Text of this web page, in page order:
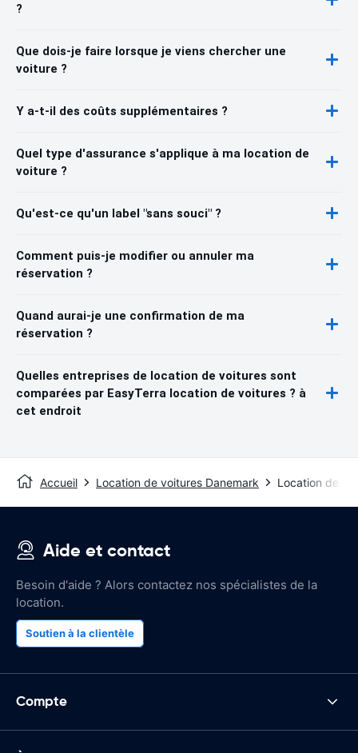
?
Que dois-je faire lorsque je viens chercher une
voiture ?
Y a-t-il des coûts supplémentaires ?
Quel type d'assurance s'applique à ma location de
voiture ?
Qu'est-ce qu'un label "sans souci" ?
Comment puis-je modifier ou annuler ma
réservation ?
Quand aurai-je une confirmation de ma
réservation ?
Quelles entreprises de location de voitures sont
comparées par EasyTerra location de voitures ? à
cet endroit
Accueil Location de voitures Danemark Location de
Aide et contact
Besoin d'aide ? Alors contactez nos spécialistes de la
location.
Soutien à la clientèle
Compte